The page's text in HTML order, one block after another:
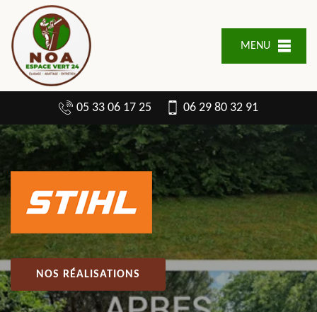
MENU
05 33 06 17 25 06 29 80 32 91
NOS RÉALISATIONS